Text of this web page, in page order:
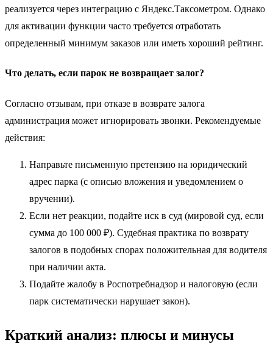
реализуется через интеграцию с Яндекс.Таксометром. Однако
для активации функции часто требуется отработать
определенный минимум заказов или иметь хороший рейтинг.
Что делать, если парок не возвращает залог?
Согласно отзывам, при отказе в возврате залога
администрация может игнорировать звонки. Рекомендуемые
действия:
Направьте письменную претензию на юридический
адрес парка (с описью вложения и уведомлением о
вручении).
Если нет реакции, подайте иск в суд (мировой суд, если
сумма до 100 000 ₽). Судебная практика по возврату
залогов в подобных спорах положительная для водителя
при наличии акта.
Подайте жалобу в Роспотребнадзор и налоговую (если
парк систематически нарушает закон).
Краткий анализ: плюсы и минусы